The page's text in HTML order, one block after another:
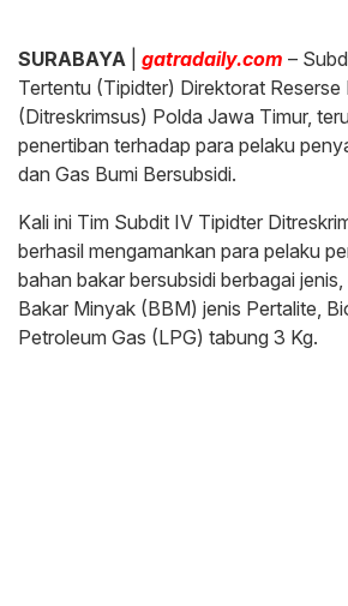
SURABAYA gatradaily.com –
Tertentu (Tipidter) Direktorat Reserse
(Ditreskrimsus) Polda Jawa Timur,
penertiban terhadap para pelaku
dan Gas Bumi Bersubsidi.
Kali ini Tim Subdit IV Tipidter
berhasil mengamankan para pelaku
bahan bakar bersubsidi berbagai
Bakar Minyak (BBM) jenis Pertalite,
Petroleum Gas (LPG) tabung 3 Kg.